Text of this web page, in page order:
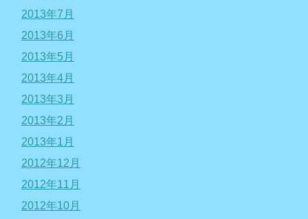
2013年7月
2013年6月
2013年5月
2013年4月
2013年3月
2013年2月
2013年1月
2012年12月
2012年11月
2012年10月